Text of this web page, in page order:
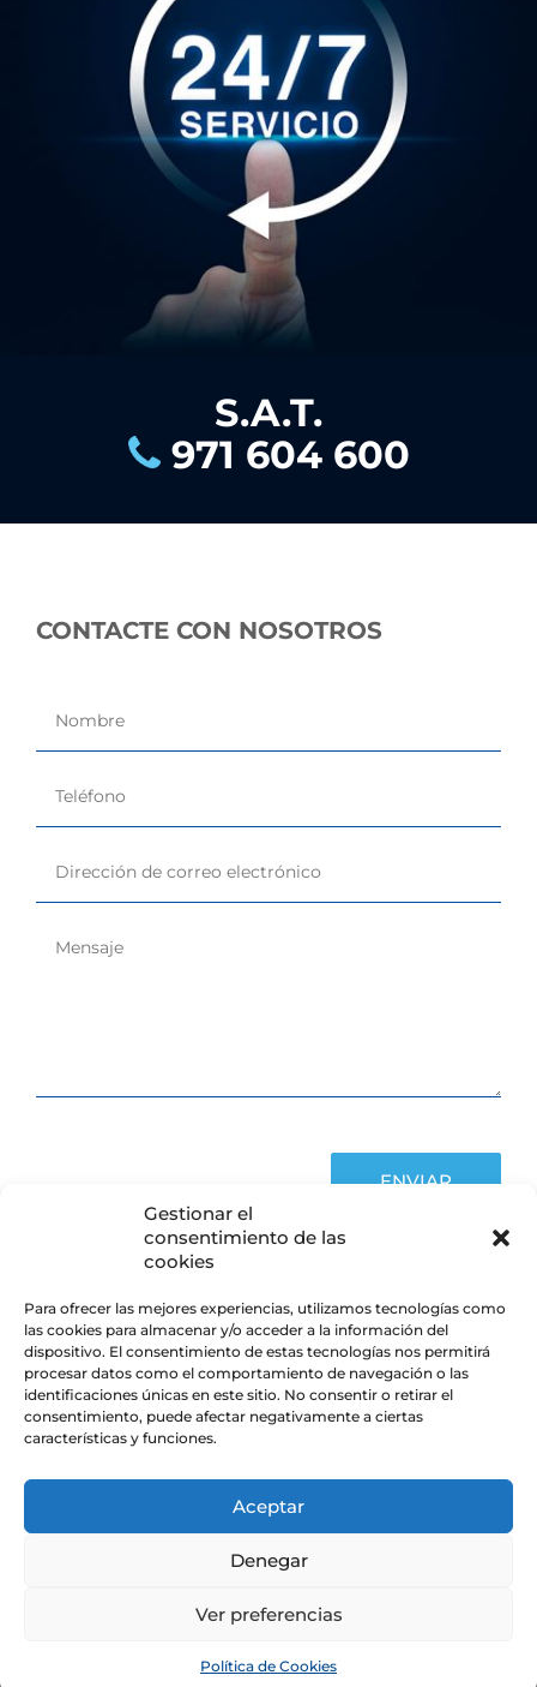
Gestionar el
consentimiento de las
cookies
Para ofrecer las mejores experiencias, utilizamos tecnologías como
las cookies para almacenar y/o acceder a la información del
dispositivo. El consentimiento de estas tecnologías nos permitirá
procesar datos como el comportamiento de navegación o las
identificaciones únicas en este sitio. No consentir o retirar el
consentimiento, puede afectar negativamente a ciertas
características y funciones.
Aceptar
Denegar
Ver preferencias
Política de Cookies
S.A.T.
971 604 600
CONTACTE CON NOSOTROS
ENVIAR
CONDICIONES LEGALES